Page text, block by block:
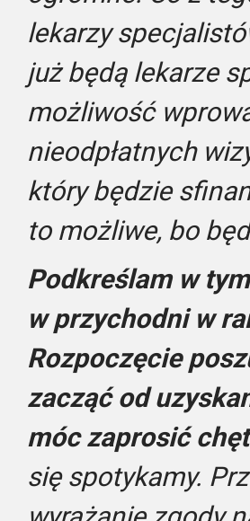
lekarzy
już będą lekarze
możliwość
nieodpłatnych
który będzie
to możliwe, bo
Podkreślam w
w przychodni w
Rozpoczęcie
zacząć od
móc zaprosić
się spotykamy.